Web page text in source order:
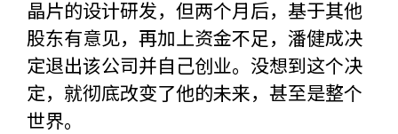
晶片的设计研发，但两个月后，基于其他
股东有意见，再加上资金不足，潘健成决
定退出该公司并自己创业。没想到这个决
定，就彻底改变了他的未来，甚至是整个
世界。